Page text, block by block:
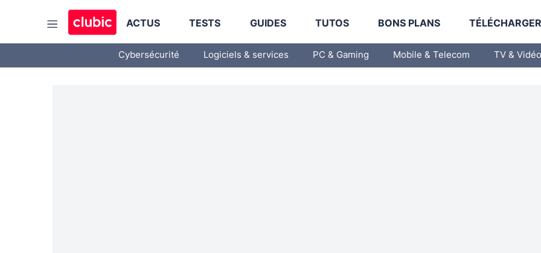
ACTUS TESTS GUIDES TUTOS BONS PLANS
Cybersécurité Logiciels & services PC & Gaming Mobile & Telecom TV & Vidéo